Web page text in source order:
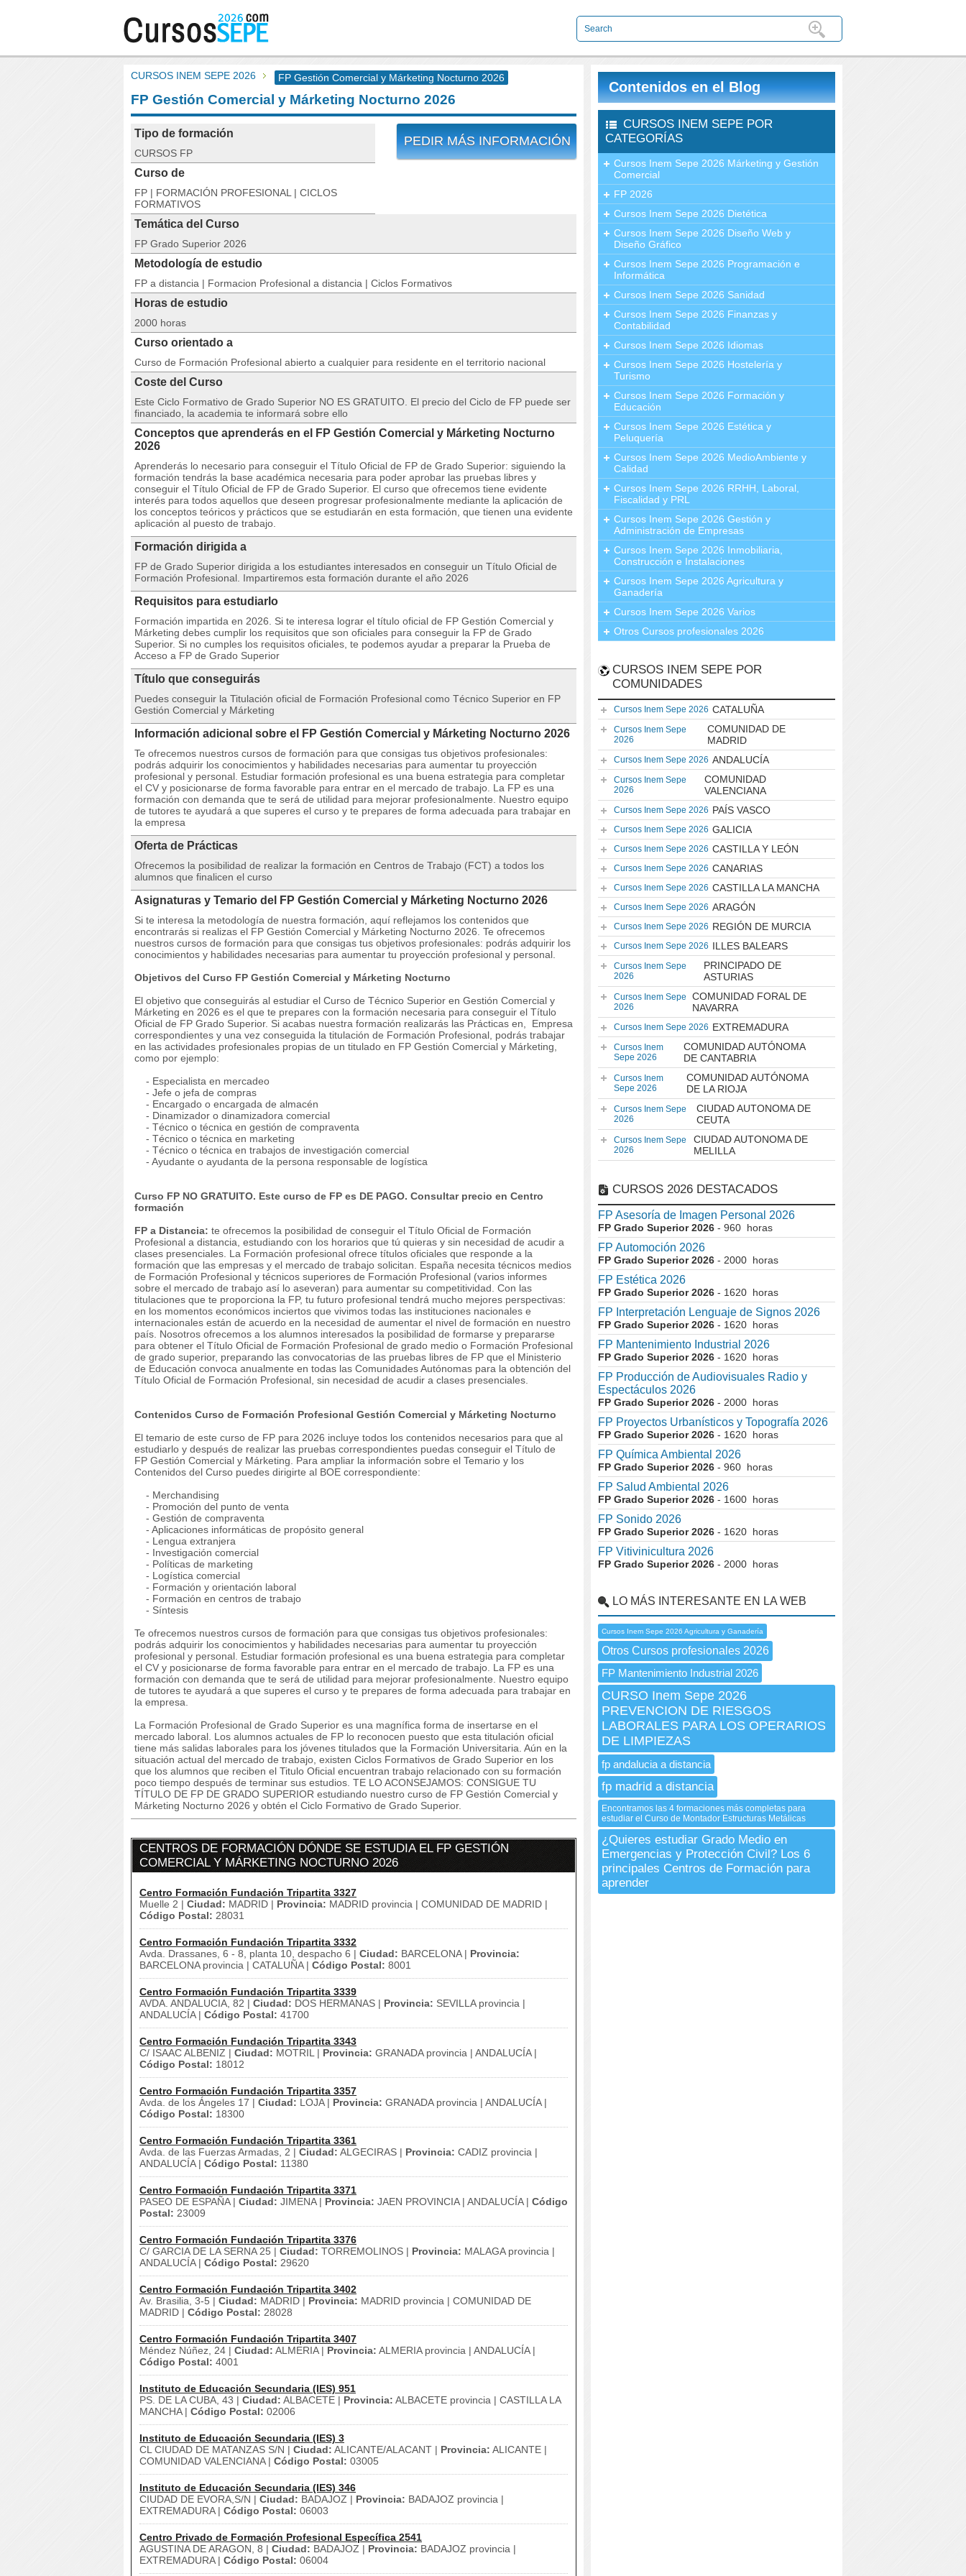
CURSOS INEM SEPE 2026 FP Gestión Comercial y Márketing Nocturno 2026
FP Gestión Comercial y Márketing Nocturno 2026
PEDIR MÁS INFORMACIÓN
Tipo de formación
CURSOS FP
Curso de
FP | FORMACIÓN PROFESIONAL | CICLOS
FORMATIVOS
Temática del Curso
FP Grado Superior 2026
Metodología de estudio
FP a distancia | Formacion Profesional a distancia | Ciclos Formativos
Horas de estudio
2000 horas
Curso orientado a
Curso de Formación Profesional abierto a cualquier para residente en el territorio nacional
Coste del Curso
Este Ciclo Formativo de Grado Superior NO ES GRATUITO. El precio del Ciclo de FP puede ser
financiado, la academia te informará sobre ello
Conceptos que aprenderás en el FP Gestión Comercial y Márketing Nocturno
2026
Aprenderás lo necesario para conseguir el Título Oficial de FP de Grado Superior: siguiendo la
formación tendrás la base académica necesaria para poder aprobar las pruebas libres y
conseguir el Título Oficial de FP de Grado Superior. El curso que ofrecemos tiene evidente
interés para todos aquellos que deseen progresar profesionalmente mediante la aplicación de
los conceptos teóricos y prácticos que se estudiarán en esta formación, que tienen una evidente
aplicación al puesto de trabajo.
Formación dirigida a
FP de Grado Superior dirigida a los estudiantes interesados en conseguir un Título Oficial de
Formación Profesional. Impartiremos esta formación durante el año 2026
Requisitos para estudiarlo
Formación impartida en 2026. Si te interesa lograr el título oficial de FP Gestión Comercial y
Márketing debes cumplir los requisitos que son oficiales para conseguir la FP de Grado
Superior. Si no cumples los requisitos oficiales, te podemos ayudar a preparar la Prueba de
Acceso a FP de Grado Superior
Título que conseguirás
Puedes conseguir la Titulación oficial de Formación Profesional como Técnico Superior en FP
Gestión Comercial y Márketing
Información adicional sobre el FP Gestión Comercial y Márketing Nocturno 2026
Te ofrecemos nuestros cursos de formación para que consigas tus objetivos profesionales:
podrás adquirir los conocimientos y habilidades necesarias para aumentar tu proyección
profesional y personal. Estudiar formación profesional es una buena estrategia para completar
el CV y posicionarse de forma favorable para entrar en el mercado de trabajo. La FP es una
formación con demanda que te será de utilidad para mejorar profesionalmente. Nuestro equipo
de tutores te ayudará a que superes el curso y te prepares de forma adecuada para trabajar en
la empresa
Oferta de Prácticas
Ofrecemos la posibilidad de realizar la formación en Centros de Trabajo (FCT) a todos los
alumnos que finalicen el curso
Asignaturas y Temario del FP Gestión Comercial y Márketing Nocturno 2026
Si te interesa la metodología de nuestra formación, aquí reflejamos los contenidos que
encontrarás si realizas el FP Gestión Comercial y Márketing Nocturno 2026. Te ofrecemos
nuestros cursos de formación para que consigas tus objetivos profesionales: podrás adquirir los
conocimientos y habilidades necesarias para aumentar tu proyección profesional y personal.
Objetivos del Curso FP Gestión Comercial y Márketing Nocturno
El objetivo que conseguirás al estudiar el Curso de Técnico Superior en Gestión Comercial y
Márketing en 2026 es el que te prepares con la formación necesaria para conseguir el Título
Oficial de FP Grado Superior. Si acabas nuestra formación realizarás las Prácticas en, Empresa
correspondientes y una vez conseguida la titulación de Formación Profesional, podrás trabajar
en las actividades profesionales propias de un titulado en FP Gestión Comercial y Márketing,
como por ejemplo:
- Especialista en mercadeo
- Jefe o jefa de compras
- Encargado o encargada de almacén
- Dinamizador o dinamizadora comercial
- Técnico o técnica en gestión de compraventa
- Técnico o técnica en marketing
- Técnico o técnica en trabajos de investigación comercial
- Ayudante o ayudanta de la persona responsable de logística
Curso FP NO GRATUITO. Este curso de FP es DE PAGO. Consultar precio en Centro
formación
FP a Distancia: te ofrecemos la posibilidad de conseguir el Título Oficial de Formación
Profesional a distancia, estudiando con los horarios que tú quieras y sin necesidad de acudir a
clases presenciales. La Formación profesional ofrece títulos oficiales que responde a la
formación que las empresas y el mercado de trabajo solicitan. España necesita técnicos medios
de Formación Profesional y técnicos superiores de Formación Profesional (varios informes
sobre el mercado de trabajo así lo aseveran) para aumentar su competitividad. Con las
titulaciones que te proporciona la FP, tu futuro profesional tendrá mucho mejores perspectivas:
en los momentos económicos inciertos que vivimos todas las instituciones nacionales e
internacionales están de acuerdo en la necesidad de aumentar el nivel de formación en nuestro
país. Nosotros ofrecemos a los alumnos interesados la posibilidad de formarse y prepararse
para obtener el Título Oficial de Formación Profesional de grado medio o Formación Profesional
de grado superior, preparando las convocatorias de las pruebas libres de FP que el Ministerio
de Educación convoca anualmente en todas las Comunidades Autónomas para la obtención del
Título Oficial de Formación Profesional, sin necesidad de acudir a clases presenciales.
Contenidos Curso de Formación Profesional Gestión Comercial y Márketing Nocturno
El temario de este curso de FP para 2026 incluye todos los contenidos necesarios para que al
estudiarlo y después de realizar las pruebas correspondientes puedas conseguir el Título de
FP Gestión Comercial y Márketing. Para ampliar la información sobre el Temario y los
Contenidos del Curso puedes dirigirte al BOE correspondiente:
- Merchandising
- Promoción del punto de venta
- Gestión de compraventa
- Aplicaciones informáticas de propósito general
- Lengua extranjera
- Investigación comercial
- Políticas de marketing
- Logística comercial
- Formación y orientación laboral
- Formación en centros de trabajo
- Síntesis
Te ofrecemos nuestros cursos de formación para que consigas tus objetivos profesionales:
podrás adquirir los conocimientos y habilidades necesarias para aumentar tu proyección
profesional y personal. Estudiar formación profesional es una buena estrategia para completar
el CV y posicionarse de forma favorable para entrar en el mercado de trabajo. La FP es una
formación con demanda que te será de utilidad para mejorar profesionalmente. Nuestro equipo
de tutores te ayudará a que superes el curso y te prepares de forma adecuada para trabajar en
la empresa.
La Formación Profesional de Grado Superior es una magnífica forma de insertarse en el
mercado laboral. Los alumnos actuales de FP lo reconocen puesto que esta titulación oficial
tiene más salidas laborales para los jóvenes titulados que la Formación Universitaria. Aún en la
situación actual del mercado de trabajo, existen Ciclos Formativos de Grado Superior en los
que los alumnos que reciben el Titulo Oficial encuentran trabajo relacionado con su formación
poco tiempo después de terminar sus estudios. TE LO ACONSEJAMOS: CONSIGUE TU
TÍTULO DE FP DE GRADO SUPERIOR estudiando nuestro curso de FP Gestión Comercial y
Márketing Nocturno 2026 y obtén el Ciclo Formativo de Grado Superior.
CENTROS DE FORMACIÓN DÓNDE SE ESTUDIA EL FP GESTIÓN
COMERCIAL Y MÁRKETING NOCTURNO 2026
Centro Formación Fundación Tripartita 3327
Muelle 2 | Ciudad: MADRID | Provincia: MADRID provincia | COMUNIDAD DE MADRID |
Código Postal: 28031
Centro Formación Fundación Tripartita 3332
Avda. Drassanes, 6 - 8, planta 10, despacho 6 | Ciudad: BARCELONA | Provincia:
BARCELONA provincia | CATALUÑA | Código Postal: 8001
Centro Formación Fundación Tripartita 3339
AVDA. ANDALUCIA, 82 | Ciudad: DOS HERMANAS | Provincia: SEVILLA provincia |
ANDALUCÍA | Código Postal: 41700
Centro Formación Fundación Tripartita 3343
C/ ISAAC ALBENIZ | Ciudad: MOTRIL | Provincia: GRANADA provincia | ANDALUCÍA |
Código Postal: 18012
Centro Formación Fundación Tripartita 3357
Avda. de los Ángeles 17 | Ciudad: LOJA | Provincia: GRANADA provincia | ANDALUCÍA |
Código Postal: 18300
Centro Formación Fundación Tripartita 3361
Avda. de las Fuerzas Armadas, 2 | Ciudad: ALGECIRAS | Provincia: CADIZ provincia |
ANDALUCÍA | Código Postal: 11380
Centro Formación Fundación Tripartita 3371
PASEO DE ESPAÑA | Ciudad: JIMENA | Provincia: JAEN PROVINCIA | ANDALUCÍA | Código
Postal: 23009
Centro Formación Fundación Tripartita 3376
C/ GARCIA DE LA SERNA 25 | Ciudad: TORREMOLINOS | Provincia: MALAGA provincia |
ANDALUCÍA | Código Postal: 29620
Centro Formación Fundación Tripartita 3402
Av. Brasilia, 3-5 | Ciudad: MADRID | Provincia: MADRID provincia | COMUNIDAD DE
MADRID | Código Postal: 28028
Centro Formación Fundación Tripartita 3407
Méndez Núñez, 24 | Ciudad: ALMERIA | Provincia: ALMERIA provincia | ANDALUCÍA |
Código Postal: 4001
Instituto de Educación Secundaria (IES) 951
PS. DE LA CUBA, 43 | Ciudad: ALBACETE | Provincia: ALBACETE provincia | CASTILLA LA
MANCHA | Código Postal: 02006
Instituto de Educación Secundaria (IES) 3
CL CIUDAD DE MATANZAS S/N | Ciudad: ALICANTE/ALACANT | Provincia: ALICANTE |
COMUNIDAD VALENCIANA | Código Postal: 03005
Instituto de Educación Secundaria (IES) 346
CIUDAD DE EVORA,S/N | Ciudad: BADAJOZ | Provincia: BADAJOZ provincia |
EXTREMADURA | Código Postal: 06003
Centro Privado de Formación Profesional Específica 2541
AGUSTINA DE ARAGON, 8 | Ciudad: BADAJOZ | Provincia: BADAJOZ provincia |
EXTREMADURA | Código Postal: 06004
Contenidos en el Blog
CURSOS INEM SEPE POR
CATEGORÍAS
Cursos Inem Sepe 2026 Márketing y Gestión
Comercial
FP 2026
Cursos Inem Sepe 2026 Dietética
Cursos Inem Sepe 2026 Diseño Web y
Diseño Gráfico
Cursos Inem Sepe 2026 Programación e
Informática
Cursos Inem Sepe 2026 Sanidad
Cursos Inem Sepe 2026 Finanzas y
Contabilidad
Cursos Inem Sepe 2026 Idiomas
Cursos Inem Sepe 2026 Hostelería y
Turismo
Cursos Inem Sepe 2026 Formación y
Educación
Cursos Inem Sepe 2026 Estética y
Peluquería
Cursos Inem Sepe 2026 MedioAmbiente y
Calidad
Cursos Inem Sepe 2026 RRHH, Laboral,
Fiscalidad y PRL
Cursos Inem Sepe 2026 Gestión y
Administración de Empresas
Cursos Inem Sepe 2026 Inmobiliaria,
Construcción e Instalaciones
Cursos Inem Sepe 2026 Agricultura y
Ganadería
Cursos Inem Sepe 2026 Varios
Otros Cursos profesionales 2026
CURSOS INEM SEPE POR
COMUNIDADES
Cursos Inem Sepe 2026 CATALUÑA
Cursos Inem Sepe
2026
COMUNIDAD DE
MADRID
Cursos Inem Sepe 2026 ANDALUCÍA
Cursos Inem Sepe
2026
COMUNIDAD
VALENCIANA
Cursos Inem Sepe 2026 PAÍS VASCO
Cursos Inem Sepe 2026 GALICIA
Cursos Inem Sepe 2026 CASTILLA Y LEÓN
Cursos Inem Sepe 2026 CANARIAS
Cursos Inem Sepe 2026 CASTILLA LA MANCHA
Cursos Inem Sepe 2026 ARAGÓN
Cursos Inem Sepe 2026 REGIÓN DE MURCIA
Cursos Inem Sepe 2026 ILLES BALEARS
Cursos Inem Sepe
2026
PRINCIPADO DE
ASTURIAS
Cursos Inem Sepe
2026
COMUNIDAD FORAL DE
NAVARRA
Cursos Inem Sepe 2026 EXTREMADURA
Cursos Inem
Sepe 2026
COMUNIDAD AUTÓNOMA
DE CANTABRIA
Cursos Inem
Sepe 2026
COMUNIDAD AUTÓNOMA
DE LA RIOJA
Cursos Inem Sepe
2026
CIUDAD AUTONOMA DE
CEUTA
Cursos Inem Sepe
2026
CIUDAD AUTONOMA DE
MELILLA
CURSOS 2026 DESTACADOS
FP Asesoría de Imagen Personal 2026
FP Grado Superior 2026 - 960 horas
FP Automoción 2026
FP Grado Superior 2026 - 2000 horas
FP Estética 2026
FP Grado Superior 2026 - 1620 horas
FP Interpretación Lenguaje de Signos 2026
FP Grado Superior 2026 - 1620 horas
FP Mantenimiento Industrial 2026
FP Grado Superior 2026 - 1620 horas
FP Producción de Audiovisuales Radio y
Espectáculos 2026
FP Grado Superior 2026 - 2000 horas
FP Proyectos Urbanísticos y Topografía 2026
FP Grado Superior 2026 - 1620 horas
FP Química Ambiental 2026
FP Grado Superior 2026 - 960 horas
FP Salud Ambiental 2026
FP Grado Superior 2026 - 1600 horas
FP Sonido 2026
FP Grado Superior 2026 - 1620 horas
FP Vitivinicultura 2026
FP Grado Superior 2026 - 2000 horas
LO MÁS INTERESANTE EN LA WEB
Cursos Inem Sepe 2026 Agricultura y Ganadería
Otros Cursos profesionales 2026
FP Mantenimiento Industrial 2026
CURSO Inem Sepe 2026
PREVENCION DE RIESGOS
LABORALES PARA LOS OPERARIOS
DE LIMPIEZAS
fp andalucia a distancia
fp madrid a distancia
Encontramos las 4 formaciones más completas para
estudiar el Curso de Montador Estructuras Metálicas
¿Quieres estudiar Grado Medio en
Emergencias y Protección Civil? Los 6
principales Centros de Formación para
aprender